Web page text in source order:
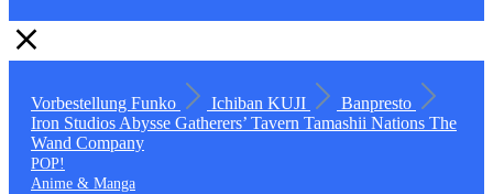
Vorbestellung Funko Ichiban KUJI
Banpresto
Iron Studios Abysse Gatherers’ Tavern Tamashii Nations The
Wand Company
POP!
Anime & Manga